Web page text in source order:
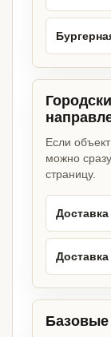
Если
можно
страницу.
Базовые